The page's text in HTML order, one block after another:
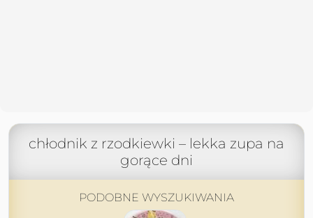
chłodnik z rzodkiewki – lekka zupa na
gorące dni
PODOBNE WYSZUKIWANIA